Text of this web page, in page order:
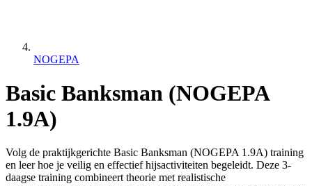
NOGEPA
Basic Banksman (NOGEPA
1.9A)
Volg de praktijkgerichte Basic Banksman (NOGEPA 1.9A) training
en leer hoe je veilig en effectief hijsactiviteiten begeleidt. Deze 3-
daagse training combineert theorie met realistische